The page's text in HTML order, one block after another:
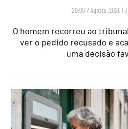
20:00 7 Agosto, 2026 |
O homem recorreu ao
ver o pedido recusado e
uma decisão